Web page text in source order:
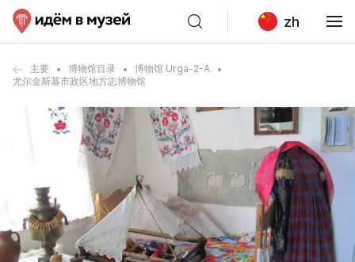
zh
主要 博物馆目录
博物馆 Urga-2-A
尤尔金斯基市政区地方志博物馆